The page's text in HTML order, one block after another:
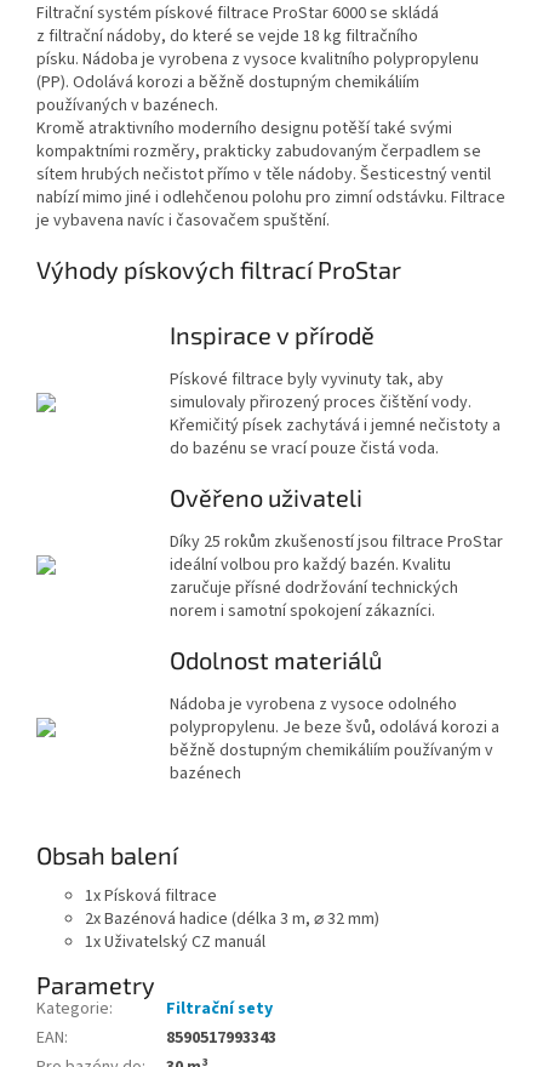
Filtrační systém pískové filtrace ProStar 6000 se skládá
z filtrační nádoby, do které se vejde 18 kg filtračního
písku. Nádoba je vyrobena z vysoce kvalitního polypropylenu
(PP). Odolává korozi a běžně dostupným chemikáliím
používaných v bazénech.
Kromě atraktivního moderního designu potěší také svými
kompaktními rozměry, prakticky zabudovaným čerpadlem se
sítem hrubých nečistot přímo v těle nádoby. Šesticestný ventil
nabízí mimo jiné i odlehčenou polohu pro zimní odstávku. Filtrace
je vybavena navíc i časovačem spuštění.
Výhody pískových filtrací ProStar
Inspirace v přírodě
Pískové filtrace byly vyvinuty tak, aby
simulovaly přirozený proces čištění vody.
Křemičitý písek zachytává i jemné nečistoty a
do bazénu se vrací pouze čistá voda.
Ověřeno uživateli
Díky 25 rokům zkušeností jsou filtrace ProStar
ideální volbou pro každý bazén. Kvalitu
zaručuje přísné dodržování technických
norem i samotní spokojení zákazníci.
Odolnost materiálů
Nádoba je vyrobena z vysoce odolného
polypropylenu. Je beze švů, odolává korozi a
běžně dostupným chemikáliím používaným v
bazénech
Obsah balení
1x Písková filtrace
2x Bazénová hadice (délka 3 m, ⌀ 32 mm)
1x Uživatelský CZ manuál
Parametry
Kategorie:
Filtrační sety
EAN:
8590517993343